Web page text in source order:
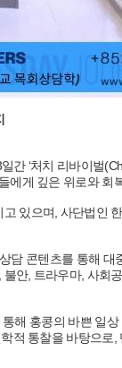
‘처치 리바이벌
에게 깊은 위로와 회
있으며, 사단법인
콘텐츠를 통해 대
안, 트라우마, 사회
해 홍콩의 바쁜 일
적 통찰을 바탕으